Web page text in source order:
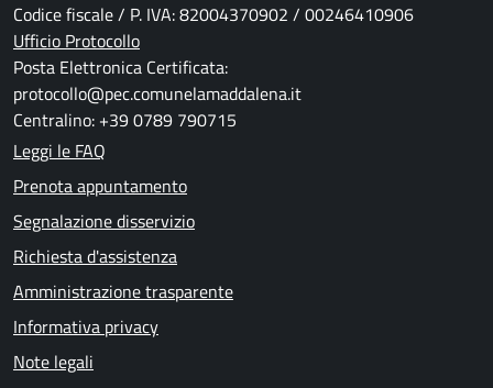
Codice fiscale / P. IVA: 82004370902 / 00246410906
Ufficio Protocollo
Posta Elettronica Certificata:
protocollo@pec.comunelamaddalena.it
Centralino: +39 0789 790715
Leggi le FAQ
Prenota appuntamento
Segnalazione disservizio
Richiesta d'assistenza
Amministrazione trasparente
Informativa privacy
Note legali